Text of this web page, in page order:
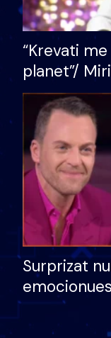
“Krevati
planet”/
bukura në
mungojë
Surprizat
nëna dhe
nuk i